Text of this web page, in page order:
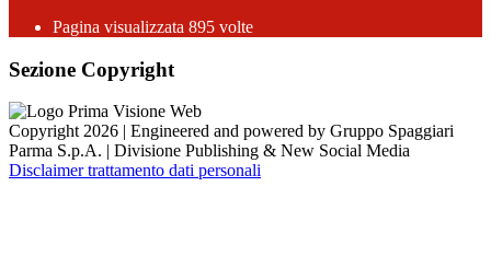
Pagina visualizzata 895 volte
Sezione Copyright
Copyright 2026 | Engineered and powered by Gruppo Spaggiari
Parma S.p.A. | Divisione Publishing & New Social Media
Disclaimer trattamento dati personali